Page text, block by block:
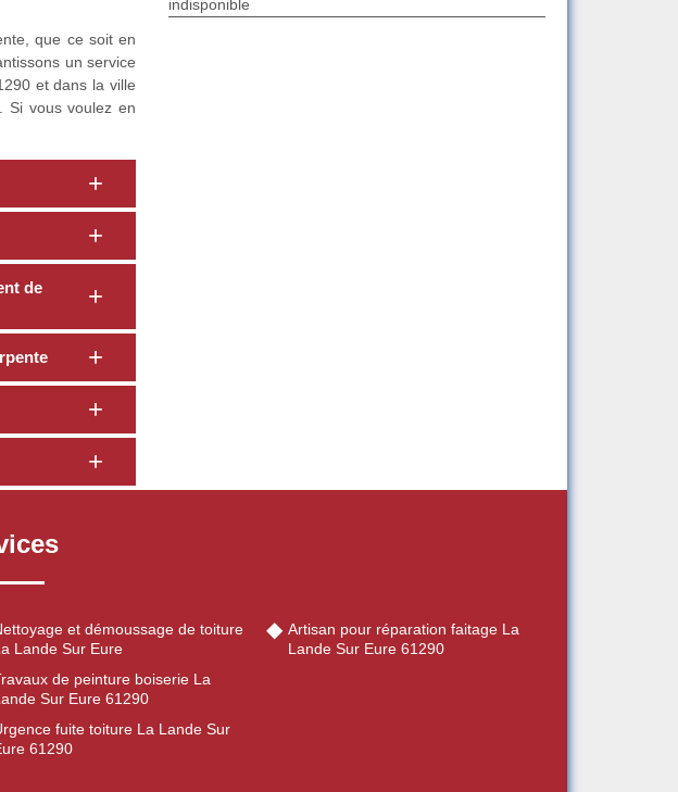
que ce soit en
un service
et dans la ville
Si vous voulez en
de
indisponible
et démoussage de toiture
Lande Sur Eure
de peinture boiserie La
Sur Eure 61290
fuite toiture La Lande Sur
61290
Artisan pour réparation faitage La
Lande Sur Eure 61290